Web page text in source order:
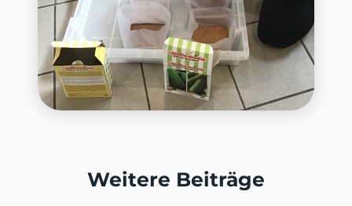
Weitere Beiträge